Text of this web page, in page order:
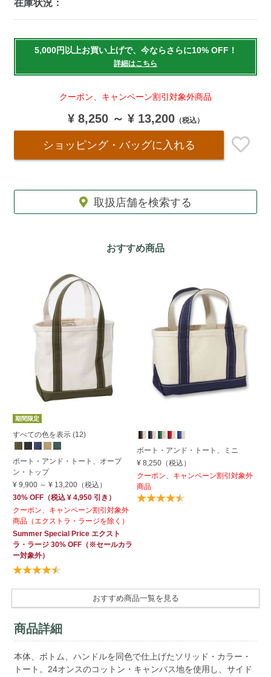
在庫状況：
to
5,000円以上お買い上げで、今ならさらに10% OFF！
詳細はこちら
クーポン、キャンペーン割引対象外商品
¥ 8,250～ ¥ 13,200（税込）
ショッピング・バッグに入れる
取扱店舗を検索する
おすすめ商品
期間限定
すべての色を表示 (12)
ボート・アンド・トート、オープ
ン・トップ
¥ 9,900～ ¥ 13,200（税込）
30% OFF（税込 ¥ 4,950引き）
クーポン、キャンペーン割引対象外
商品（エクストラ・ラージを除く）
Summer Special Price エクスト
ラ・ラージ30% OFF（※セールカラ
ー対象外）
ボート・アンド・トート、ミニ
¥ 8,250 （税込）
クーポン、キャンペーン割引対象外
商品
おすすめ商品一覧を見る
商品詳細
本体、ボトム、ハンドルを同色で仕上げたソリッド・カラー・
トート。24オンスのコットン・キャンバス地を使用し、サイド